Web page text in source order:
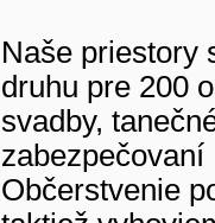
Naše priestory
druhu pre 200
svadby,
Občerstvenie